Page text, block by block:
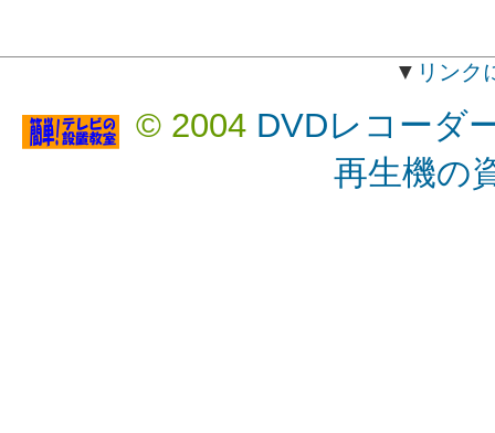
▼ リンク
© 2004 DVDレコーダ
再生機の